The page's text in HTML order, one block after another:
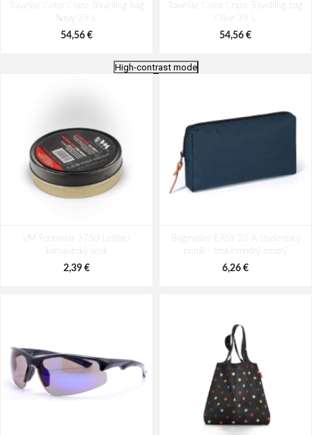
Travelite Color Craze Travelling bag
Navy 39 L
54,56 €
Travelite Color Craze Travelling bag
Olive 39 L
54,56 €
20 L
43,64 €
20 L
43,64 €
High-contrast mode
VM Footwear 3750 Leštiaci
karnaubský vosk
2,39 €
Bagmaster EASY 22 A študentský
penál - tmavomodrý modrý
6,26 €